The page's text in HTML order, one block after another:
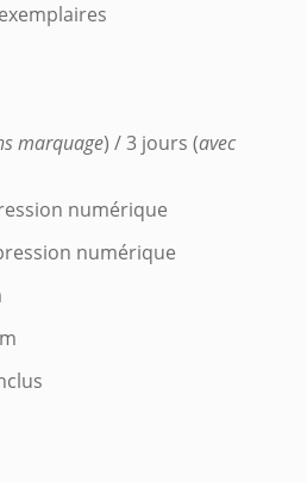
marquage) / 3 jours (avec
numérique
numérique